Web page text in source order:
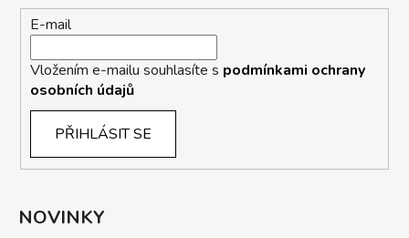
E-mail
Vložením e-mailu souhlasíte s podmínkami ochrany
osobních údajů
PŘIHLÁSIT SE
NOVINKY